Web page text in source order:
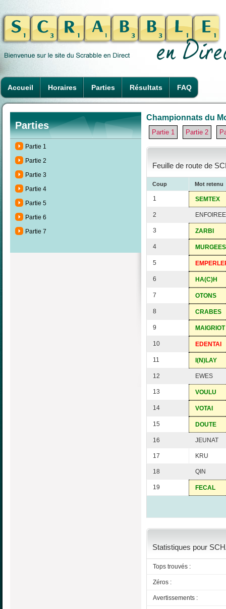
Accueil Horaires Parties Résultats FAQ
Parties
Partie 1
Partie 2
Partie 3
Partie 4
Partie 5
Partie 6
Partie 7
Championnats du
Partie 1 Partie 2
Feuille de route de
Coup Mot retenu
1 SEMTEX
2 ENFOIREE
3 ZARBI
4 MURGEES
5
6 HA(C)H
7 OTONS
8 CRABES
9 MAIGRIOT
10 EDENTAI
11 I(N)LAY
12 EWES
13 VOULU
14 VOTAI
15 DOUTE
16 JEUNAT
17 KRU
18 QIN
19 FECAL
Statistiques pour
Tops trouvés :
Zéros :
Avertissements :